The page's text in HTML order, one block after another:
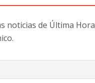
noticias de Última Hora